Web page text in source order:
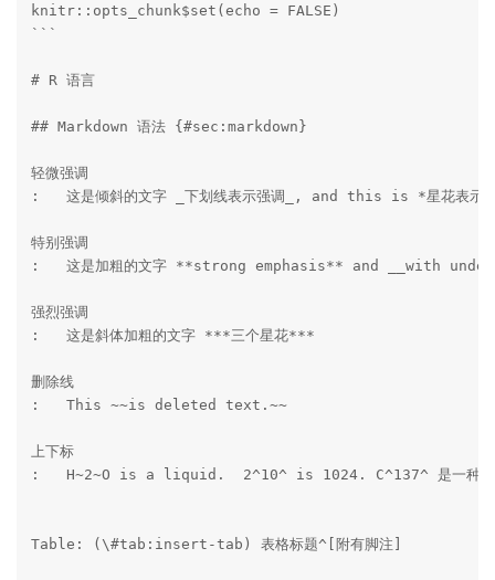
knitr::opts_chunk$set(echo = FALSE)
```
# R 语言
## Markdown 语法 {#sec:markdown}
轻微强调
:   这是倾斜的文字 _下划线表示强调_, and this is *星花表示
特别强调
:   这是加粗的文字 **strong emphasis** and __with
强烈强调
:   这是斜体加粗的文字 ***三个星花***
删除线
:   This ~~is deleted text.~~
上下标
:   H~2~O is a liquid.  2^10^ is 1024. C^137^ 是一种放
Table: (\#tab:insert-tab) 表格标题^[附有脚注]